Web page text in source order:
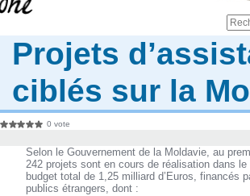
Projets
ciblés sur la
0 vote
Selon le Gouvernement de la Moldavie, au
242 projets sont en cours de réalisation dans
budget total de 1,25 milliard d’Euros, financés
publics étrangers, dont :